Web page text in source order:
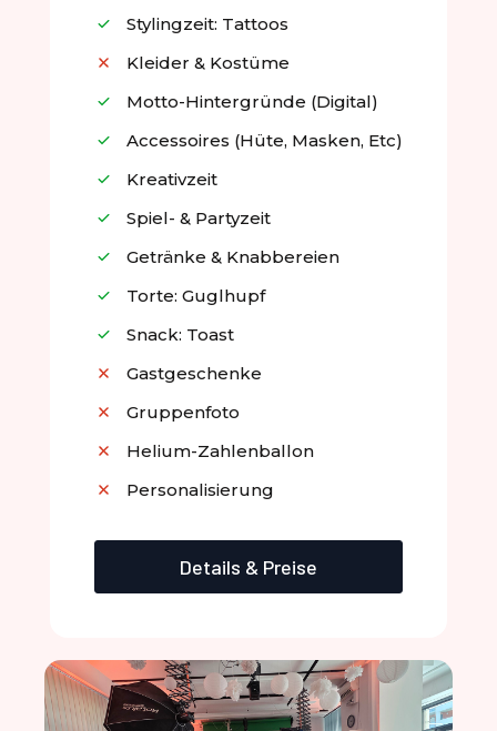
Stylingzeit: Tattoos
Kleider & Kostüme
Motto-Hintergründe (digital)
Accessoires (Hüte, Masken, Etc)
Kreativzeit
Spiel- & Partyzeit
Getränke & Knabbereien
Torte: Guglhupf
Snack: Toast
Gastgeschenke
Gruppenfoto
Helium-Zahlenballon
Personalisierung
Details & Preise